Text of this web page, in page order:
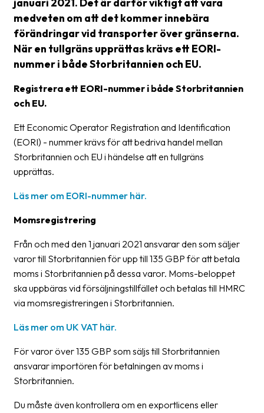
Glossary
Packing
documents
settings
Customs
declarations
Delivery
Manuals
Downloads
Barcode
About
the
medveten om att det kommer innebära
förändringar vid transporter över gränserna.
När en tullgräns upprättas krävs ett EORI-
nummer i både Storbritannien och EU.
Registrera ett EORI-nummer i både Storbritannien
och EU.
Ett Economic Operator Registration and Identification
(EORI) - nummer krävs för att bedriva handel mellan
Storbritannien och EU i händelse att en tullgräns
upprättas.
Läs mer om EORI-nummer här.
Momsregistrering
Från och med den 1 januari 2021 ansvarar den som säljer
varor till Storbritannien för upp till 135 GBP för att betala
moms i Storbritannien på dessa varor. Moms-beloppet
ska uppbäras vid försäljningstillfället och betalas till HMRC
via momsregistreringen i Storbritannien.
Läs mer om UK VAT här.
För varor över 135 GBP som säljs till Storbritannien
ansvarar importören för betalningen av moms i
Storbritannien.
Du måste även kontrollera om en exportlicens eller